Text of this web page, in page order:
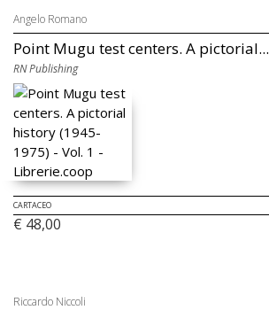
Angelo Romano
Point Mugu test centers. A pictorial...
RN Publishing
CARTACEO
€ 48,00
Riccardo Niccoli